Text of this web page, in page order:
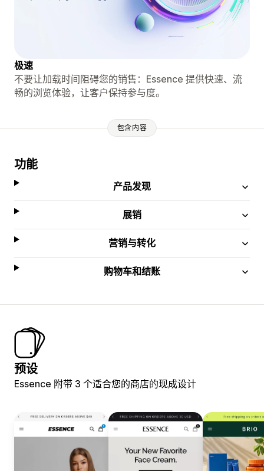
极速
不要让加载时间阻碍您的销售：Essence 提供快速、流
畅的浏览体验，让客户保持参与度。
包含内容
功能
产品发现
展销
营销与转化
购物车和结账
预设
Essence 附带 3 个适合您的商店的现成设计